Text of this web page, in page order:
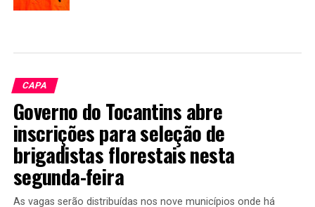
CAPA
Governo do Tocantins abre
inscrições para seleção de
brigadistas florestais nesta
segunda-feira
As vagas serão distribuídas nos nove municípios onde há